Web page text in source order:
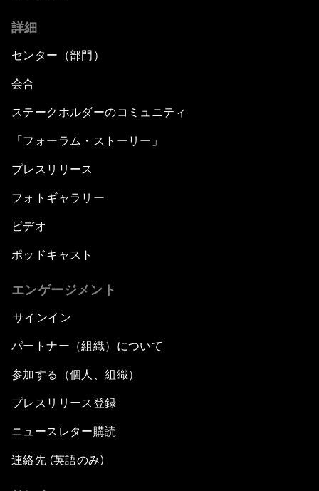
詳細
センター（部門）
会合
ステークホルダーのコミュニティ
「フォーラム・ストーリー」
プレスリリース
フォトギャラリー
ビデオ
ポッドキャスト
エンゲージメント
サインイン
パートナー（組織）について
参加する（個人、組織）
プレスリリース登録
ニュースレター購読
連絡先 (英語のみ)